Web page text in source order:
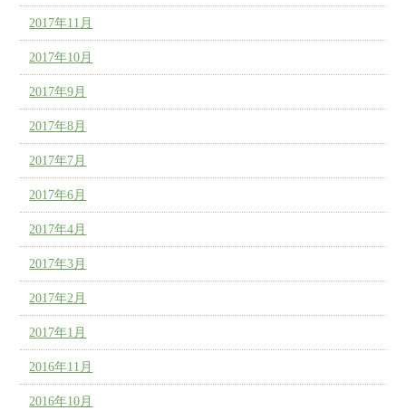
2017年11月
2017年10月
2017年9月
2017年8月
2017年7月
2017年6月
2017年4月
2017年3月
2017年2月
2017年1月
2016年11月
2016年10月